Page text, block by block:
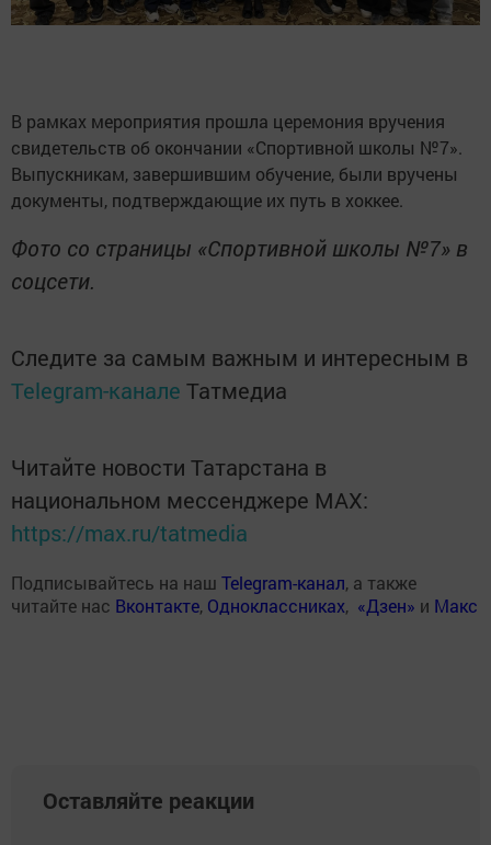
В рамках мероприятия прошла церемония вручения
свидетельств об окончании «Спортивной школы №7».
Выпускникам, завершившим обучение, были вручены
документы, подтверждающие их путь в хоккее.
Фото со страницы «Спортивной школы №7» в
соцсети.
Следите за самым важным и интересным в
Telegram-канале Татмедиа
Читайте новости Татарстана в
национальном мессенджере MАХ:
https://max.ru/tatmedia
Подписывайтесь на наш Telegram-канал, а также
читайте нас Вконтакте, Одноклассниках, «Дзен» и Макс
Оставляйте реакции